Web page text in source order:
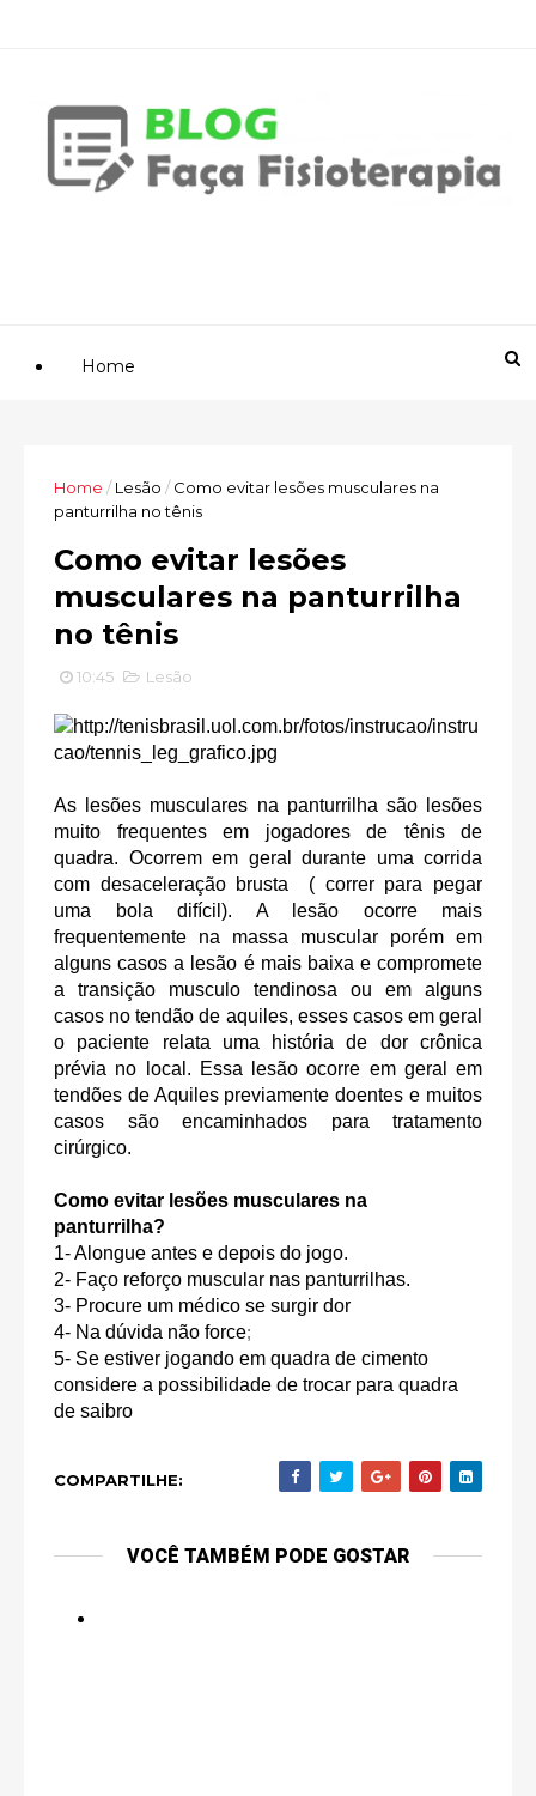
Home
Home / Lesão / Como evitar lesões musculares na
panturrilha no tênis
Como evitar lesões
musculares na panturrilha
no tênis
10:45 Lesão
As lesões musculares na panturrilha são lesões
muito frequentes em jogadores de tênis de
quadra. Ocorrem em geral durante uma corrida
com desaceleração brusta ( correr para pegar
uma bola difícil). A lesão ocorre mais
frequentemente na massa muscular porém em
alguns casos a lesão é mais baixa e compromete
a transição musculo tendinosa ou em alguns
casos no tendão de aquiles, esses casos em geral
o paciente relata uma história de dor crônica
prévia no local. Essa lesão ocorre em geral em
tendões de Aquiles previamente doentes e muitos
casos são encaminhados para tratamento
cirúrgico.
Como evitar lesões musculares na
panturrilha?
1- Alongue antes e depois do jogo.
2- Faço reforço muscular nas panturrilhas.
3- Procure um médico se surgir dor
4- Na dúvida não force;
5- Se estiver jogando em quadra de cimento
considere a possibilidade de trocar para quadra
de saibro
COMPARTILHE:
VOCÊ TAMBÉM PODE GOSTAR